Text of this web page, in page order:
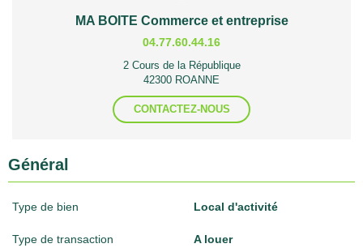
MA BOITE Commerce et entreprise
04.77.60.44.16
2 Cours de la République
42300 ROANNE
CONTACTEZ-NOUS
Général
Type de bien Local d'activité
Type de transaction A louer